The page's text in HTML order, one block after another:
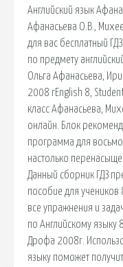
Английский язык
Афанасьева О.В.,
для вас бесплатный
по предмету
Ольга Афанасьева,
2008 гEnglish 8,
класс Афанасьева,
онлайн. Блок
программа для
настолько
Данный сборник ГДЗ
пособие для
все упражнения и
по Английскому языку
Дрофа 2008г.
языку поможет